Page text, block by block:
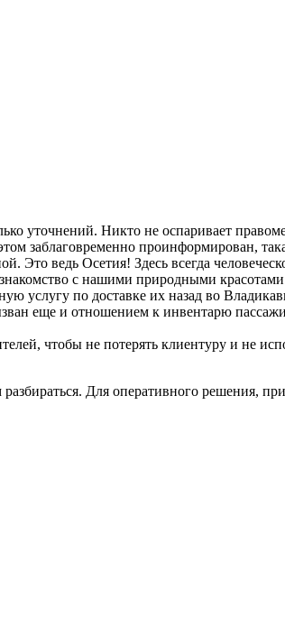
уточнений. Никто не оспаривает
заблаговременно проинформирован,
Это ведь Осетия! Здесь всегда
с нашими природными
услугу по доставке их назад во
еще и отношением к инвентарю
чтобы не потерять клиентуру и не
Для оперативного решения,